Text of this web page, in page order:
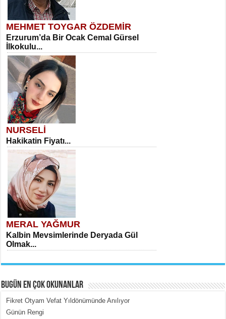
MEHMET TOYGAR ÖZDEMİR
Erzurum’da Bir Ocak Cemal Gürsel
İlkokulu...
NURSELİ
Hakikatin Fiyatı...
MERAL YAĞMUR
Kalbin Mevsimlerinde Deryada Gül
Olmak...
BUGÜN EN ÇOK OKUNANLAR
Fikret Otyam Vefat Yıldönümünde Anılıyor
Günün Rengi